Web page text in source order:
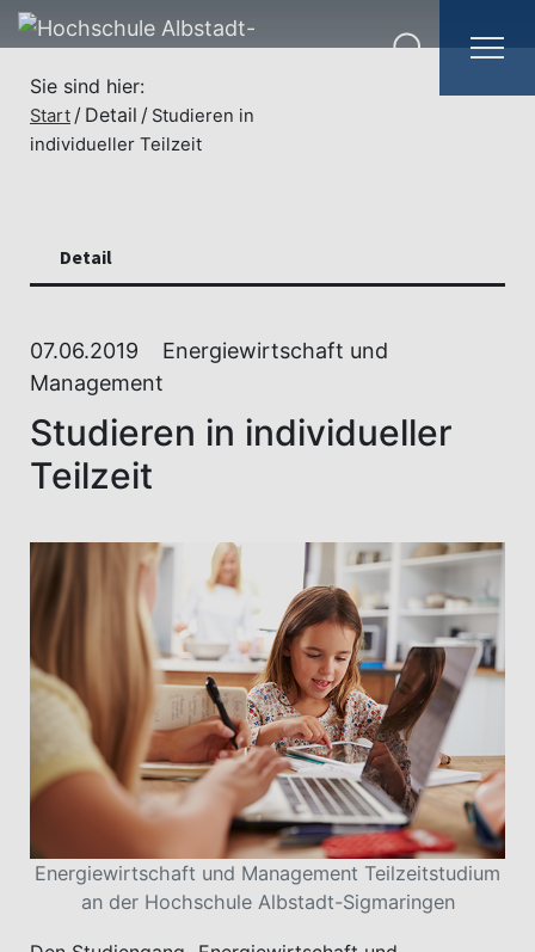
Sie sind hier:
Start Detail
Studieren in
individueller Teilzeit
07.06.2019
Energiewirtschaft und
Management
Studieren in individueller
Teilzeit
Energiewirtschaft und Management Teilzeitstudium
an der Hochschule Albstadt-Sigmaringen
Detail